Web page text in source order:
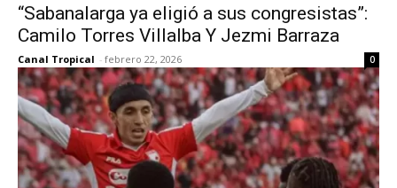
“Sabanalarga ya eligió a sus congresistas”:
Camilo Torres Villalba Y Jezmi Barraza
Canal Tropical - febrero 22, 2026 0